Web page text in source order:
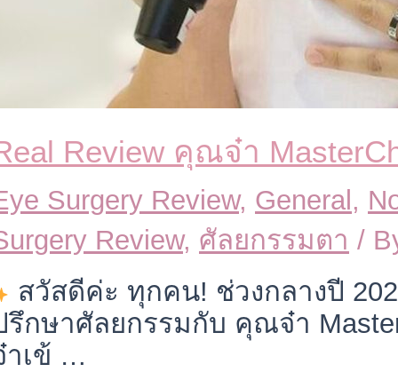
Review คุณจ๋า
Surgery Review, General ,
Review, ศัลยกรรมตา /
สวัสดีค่ะ ทุกคน! ช่วงกลางปี
รึกษาศัลยกรรมกับ คุณจ๋า
าเข้ …